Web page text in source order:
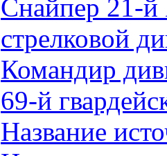
Снайпер 21-й
стрелковой
Командир
69-й
Название